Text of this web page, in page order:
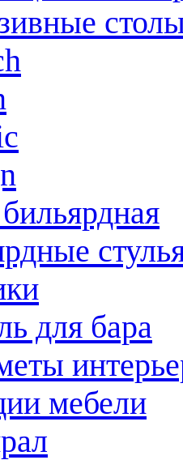
для бара
мебели